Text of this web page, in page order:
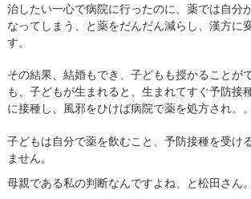
治したい一心で病院に行ったのに、薬では自分
なってしまう、と薬をだんだん減らし、漢方に
す。
その結果、結婚もでき、子どもも授かることが
も、子どもが生まれると、生まれてすぐ予防接
に接種し、風邪をひけば病院で薬を処方され。。
子どもは自分で薬を飲むこと、予防接種を受け
ません。
母親である私の判断なんですよね、と松田さん。